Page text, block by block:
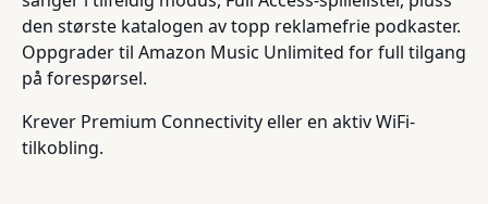
den største katalogen av topp reklamefrie podkaster.
Oppgrader til Amazon Music Unlimited for full tilgang
på forespørsel.
Krever Premium Connectivity eller en aktiv WiFi-
tilkobling.